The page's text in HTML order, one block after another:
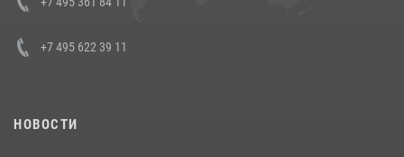
+7 495 622 39 11
НОВОСТИ